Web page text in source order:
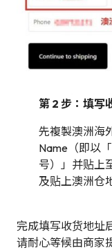
第 2 步：填写
先複製澳洲海
Name（即以
号）」并贴上
及贴上澳洲仓
完成填写收货地址
请耐心等候由商家